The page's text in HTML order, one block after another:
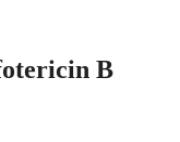
B